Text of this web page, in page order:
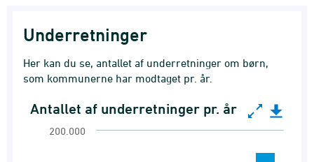
Underretninger
Her kan du se, antallet af underretninger om børn,
som kommunerne har modtaget pr. år.
Antallet af underretninger pr. år
Antallet af underretninger pr. år
200.000